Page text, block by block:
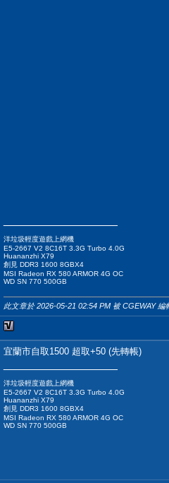
洋垃圾輕度遊戲上網機
E5-2667 V2 8C16T 3.3G Turbo 4.0G
Huananzhi X79
創見 DDR3 1600 8GBX4
MSI Radeon RX 580 ARMOR 4G OC
WD SN 770 500GB
此文章於 2026-05-21 02:54 PM 被 CGEWAY 編
宜蘭市自取1500 超取+50 (先轉帳)
洋垃圾輕度遊戲上網機
E5-2667 V2 8C16T 3.3G Turbo 4.0G
Huananzhi X79
創見 DDR3 1600 8GBX4
MSI Radeon RX 580 ARMOR 4G OC
WD SN 770 500GB